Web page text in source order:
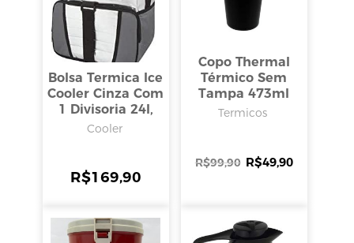
Bolsa Termica Ice
Cooler Cinza Com
1 Divisoria 24l,
Mor
Cooler
R$169,90
Copo Thermal
Térmico Sem
Tampa 473ml
Termicos
R$99,90 R$49,90